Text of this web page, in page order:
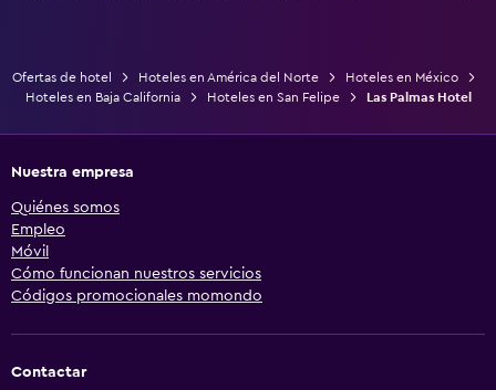
Ofertas de hotel Hoteles en América del Norte
Hoteles en México
Hoteles en Baja California
Hoteles en San Felipe Las Palmas Hotel
Nuestra empresa
Quiénes somos
Empleo
Móvil
Cómo funcionan nuestros servicios
Códigos promocionales momondo
Contactar